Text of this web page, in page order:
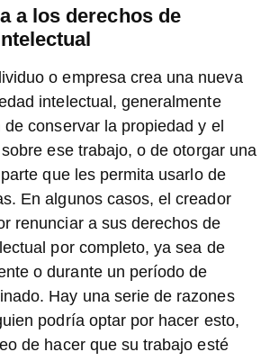
a los derechos de
o empresa crea una nueva
intelectual, generalmente
conservar la propiedad y el
ese trabajo, o de otorgar una
que les permita usarlo de
En algunos casos, el creador
renunciar a sus derechos de
por completo, ya sea de
o durante un período de
Hay una serie de razones
podría optar por hacer esto,
de hacer que su trabajo esté